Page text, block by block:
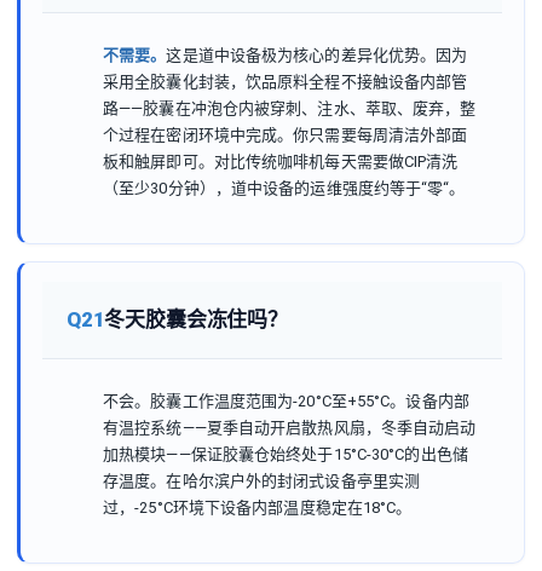
不需要。这是道中设备极为核心的差异化优势。因为
采用全胶囊化封装，饮品原料全程不接触设备内部管
路——胶囊在冲泡仓内被穿刺、注水、萃取、废弃，整
个过程在密闭环境中完成。你只需要每周清洁外部面
板和触屏即可。对比传统咖啡机每天需要做CIP清洗
（至少30分钟），道中设备的运维强度约等于“零“。
Q21冬天胶囊会冻住吗？
不会。胶囊工作温度范围为-20°C至+55°C。设备内部
有温控系统——夏季自动开启散热风扇，冬季自动启动
加热模块——保证胶囊仓始终处于15°C-30°C的出色储
存温度。在哈尔滨户外的封闭式设备亭里实测
过，-25°C环境下设备内部温度稳定在18°C。